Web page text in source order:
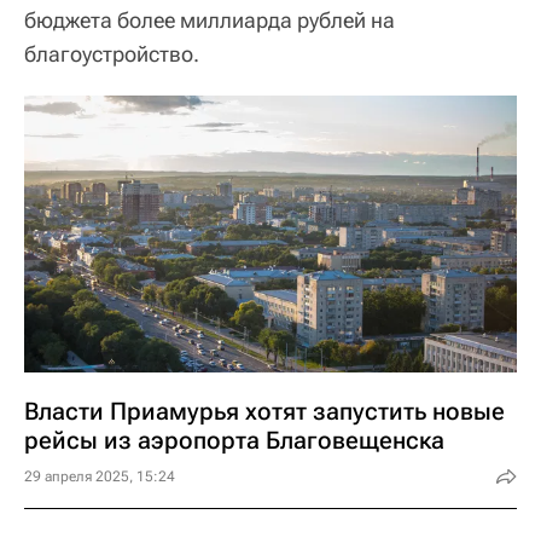
бюджета более миллиарда рублей на
благоустройство.
Власти Приамурья хотят запустить новые
рейсы из аэропорта Благовещенска
29 апреля 2025, 15:24